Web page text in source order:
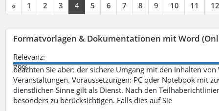
« 1 2 3 4 5 6 7 8 9 10 11 12
Formatvorlagen & Dokumentationen mit Word
Relevanz:
79%
beachten Sie aber: der sichere Umgang mit den Inhalten
Veranstaltungen. Voraussetzungen: PC oder Notebook mit
dienstlichen Sinne gilt als Dienst. Nach den
besonders zu berücksichtigen. Falls dies auf Sie